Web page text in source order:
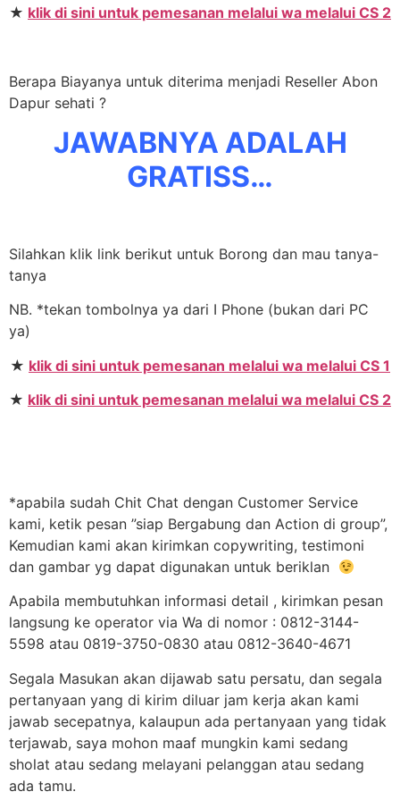
★ klik di sini untuk pemesanan melalui wa melalui CS 2
Berapa Biayanya untuk diterima menjadi Reseller Abon
Dapur sehati ?
JAWABNYA ADALAH
GRATISS…
Silahkan klik link berikut untuk Borong dan mau tanya-
tanya
NB. *tekan tombolnya ya dari I Phone (bukan dari PC
ya)
★ klik di sini untuk pemesanan melalui wa melalui CS 1
★ klik di sini untuk pemesanan melalui wa melalui CS 2
*apabila sudah Chit Chat dengan Customer Service
kami, ketik pesan ”siap Bergabung dan Action di group”,
Kemudian kami akan kirimkan copywriting, testimoni
dan gambar yg dapat digunakan untuk beriklan
Apabila membutuhkan informasi detail , kirimkan pesan
langsung ke operator via Wa di nomor : 0812-3144-
5598 atau 0819-3750-0830 atau 0812-3640-4671
Segala Masukan akan dijawab satu persatu, dan segala
pertanyaan yang di kirim diluar jam kerja akan kami
jawab secepatnya, kalaupun ada pertanyaan yang tidak
terjawab, saya mohon maaf mungkin kami sedang
sholat atau sedang melayani pelanggan atau sedang
ada tamu.